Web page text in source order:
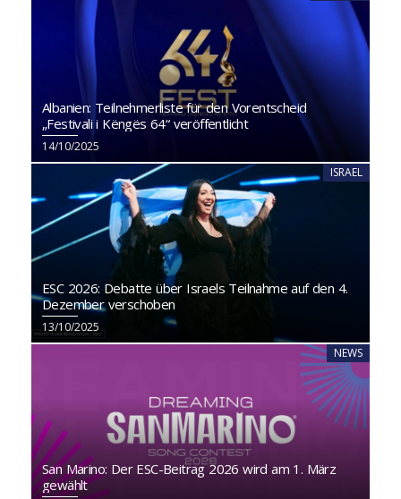
Albanien: Teilnehmerliste für den Vorentscheid
„Festivali i Këngës 64“ veröffentlicht
14/10/2025
ISRAEL
ESC 2026: Debatte über Israels Teilnahme auf den 4.
Dezember verschoben
13/10/2025
NEWS
San Marino: Der ESC-Beitrag 2026 wird am 1. März
gewählt